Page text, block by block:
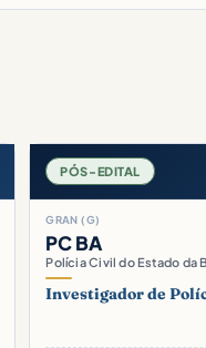
PÓS-EDITAL
GRAN (G)
PC BA
Polícia Civil do Estado da
Investigador de